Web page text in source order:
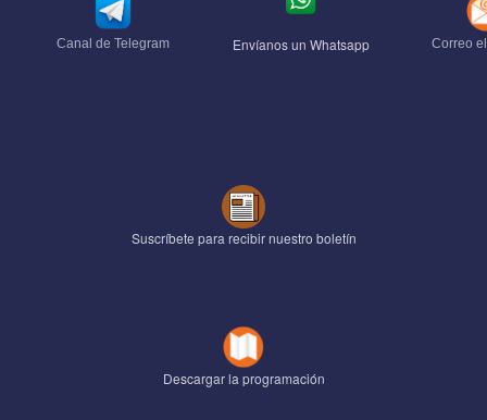
Canal de Telegram Envíanos un Whatsapp Correo
Suscríbete para recibir nuestro boletín
Descargar la programación